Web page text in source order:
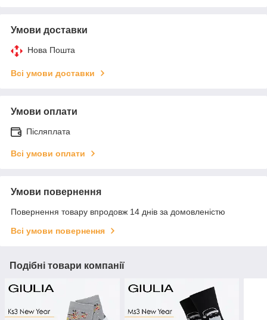
Умови доставки
Нова Пошта
Всі умови доставки
Умови оплати
Післяплата
Всі умови оплати
Умови повернення
Повернення товару впродовж 14 днів за домовленістю
Всі умови повернення
Подібні товари компанії